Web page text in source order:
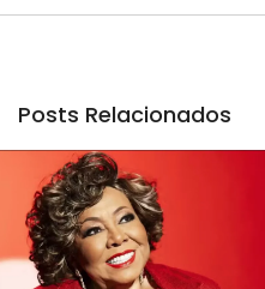
Posts Relacionados